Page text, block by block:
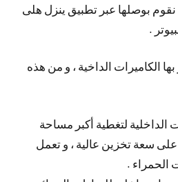
نقوم بوصلها عبر تطبيق ينزل هلى
.
الكاميرات الداخية ، و من هذه
الداخلية لتغطية أكبر مساحة
على سعة تخزين عالية ، و تعمل
الحمراء .